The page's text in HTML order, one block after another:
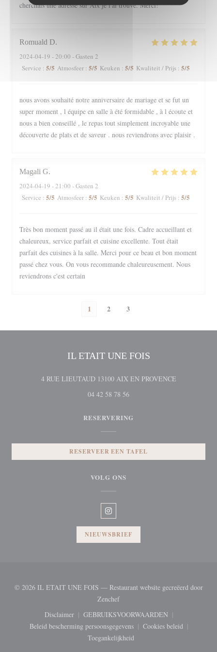
cherchais une adresse sur Aix je l'ai trouvé. Merci!
Romuald D
2024-04-19 - 20:00 - Gasten 2
Service : 5/5 Atmosfeer : 5/5 Keuken : 5/5 Kwaliteit / Prijs : 5/5
nous avons souhaité notre anniversaire de mariage et se fut un
super moment , l équipe en salle à été formidable , à l écoute et
nous a bien conseillé , le repas tout simplement incroyable une
découverte de plats et de saveur . nous reviendrons avec plaisir .
Magali G
2024-04-19 - 21:00 - Gasten 2
Service : 5/5 Atmosfeer : 5/5 Keuken : 5/5 Kwaliteit / Prijs : 5/5
Très bon moment passé au il était une fois. Cadre accueillant et
chaleureux, service parfait et cuisine excellente. Tout était
parfait des cuisines à la salle. Merci pour ce beau et bon moment
passé chez vous. On vous recommande chaleureusement. Nous
reviendrons c'est certain
1 2 3
IL ETAIT UNE FOIS
4 RUE LIEUTAUD 13100 AIX EN PROVENCE((opent in een
04 42 58 78 56
RESERVERING
RESERVEER EEN TAFEL
VOLG ONS
Instagram ((opent in een nieuw
NIEUWSBRIEF
© 2026 IL ETAIT UNE FOIS — Restaurant website gecreëerd door
Zenchef((opent in een nieuw venster))
Disclaimer
((opent in een nieuw venster))
GEBRUIKSVOORWAARDEN
((opent in een nieuw venster))
Beleid bescherming persoonsgegevens
((opent in een nieuw venster))
Cookies beleid
((opent in een
Toegankelijkheid
((opent in een nieuw venster))